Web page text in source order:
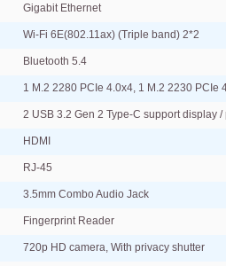
Gigabit Ethernet
Wi-Fi 6E(802.11ax) (Triple band) 2*2
Bluetooth 5.4
1 M.2 2280 PCIe 4.0x4, 1 M.2 2230 PCIe
2 USB 3.2 Gen 2 Type-C support display
HDMI
RJ-45
3.5mm Combo Audio Jack
Fingerprint Reader
720p HD camera, With privacy shutter